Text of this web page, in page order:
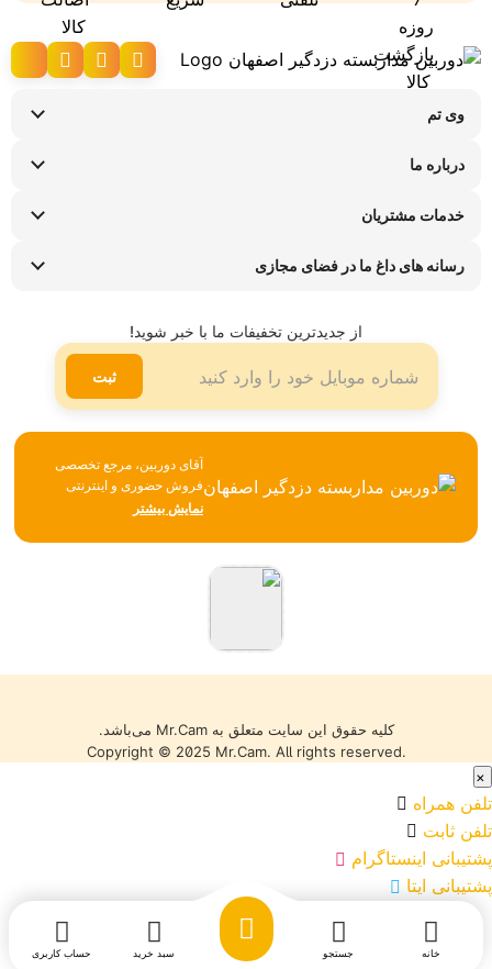
وی تم
شرایط عودت کالا
پیگیری سفارش
درباره ما
تماس با ما
فروشگاه های حضوری
خدمات مشتریان
ضمانت هفت روزه وی تم
رسانه های داغ ما در فضای مجازی
لینکدین
از جدیدترین تخفیفات ما با خبر شوید!
ثبت
آقای دوربین، مرجع تخصصی
فروش حضوری و اینترنتی
تجهیزات نظارتی، امنیتی و
تکیه بر تجربه، مشاوره
قیمت مناسب عرضه می‌شوند
نمایش بیشتر
کلیه حقوق این سایت متعلق به Mr.Cam می‌باشد.
Copyright © 2025 Mr.Cam. All rights reserved.
خانه جستجو سبد خرید حساب کاربری
×
تلفن همراه
تلفن ثابت
پشتیبانی اینستاگرام
پشتیبانی ایتا